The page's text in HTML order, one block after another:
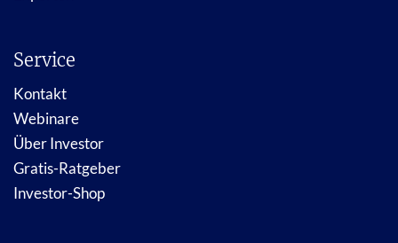
Service
Kontakt
Webinare
Über Investor
Gratis-Ratgeber
Investor-Shop